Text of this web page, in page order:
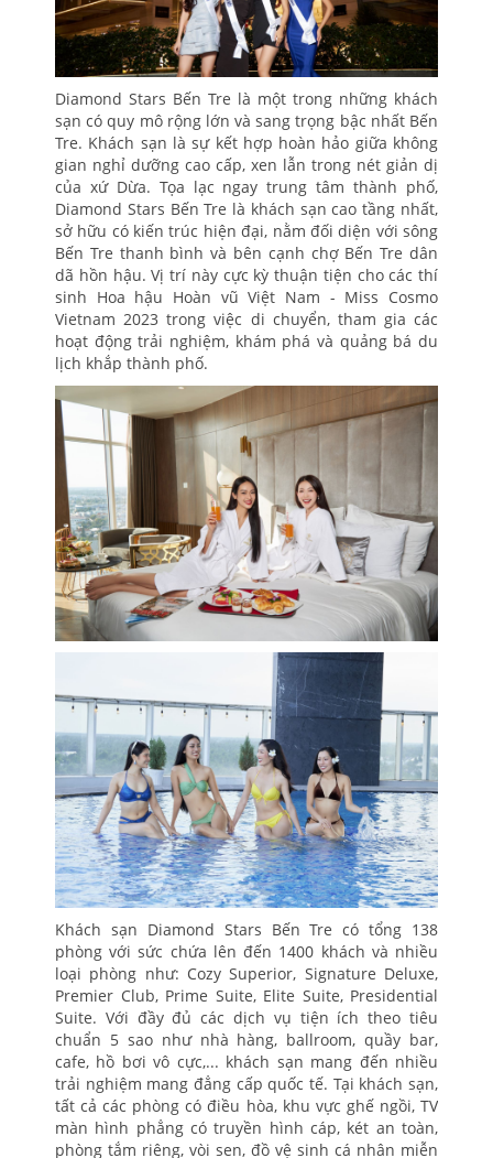
Diamond Stars Bến Tre là một trong những khách
sạn có quy mô rộng lớn và sang trọng bậc nhất Bến
Tre. Khách sạn là sự kết hợp hoàn hảo giữa không
gian nghỉ dưỡng cao cấp, xen lẫn trong nét giản dị
của xứ Dừa. Tọa lạc ngay trung tâm thành phố,
Diamond Stars Bến Tre là khách sạn cao tầng nhất,
sở hữu có kiến trúc hiện đại, nằm đối diện với sông
Bến Tre thanh bình và bên cạnh chợ Bến Tre dân
dã hồn hậu. Vị trí này cực kỳ thuận tiện cho các thí
sinh Hoa hậu Hoàn vũ Việt Nam - Miss Cosmo
Vietnam 2023 trong việc di chuyển, tham gia các
hoạt động trải nghiệm, khám phá và quảng bá du
lịch khắp thành phố.
Khách sạn Diamond Stars Bến Tre có tổng 138
phòng với sức chứa lên đến 1400 khách và nhiều
loại phòng như: Cozy Superior, Signature Deluxe,
Premier Club, Prime Suite, Elite Suite, Presidential
Suite. Với đầy đủ các dịch vụ tiện ích theo tiêu
chuẩn 5 sao như nhà hàng, ballroom, quầy bar,
cafe, hồ bơi vô cực,... khách sạn mang đến nhiều
trải nghiệm mang đẳng cấp quốc tế. Tại khách sạn,
tất cả các phòng có điều hòa, khu vực ghế ngồi, TV
màn hình phẳng có truyền hình cáp, két an toàn,
phòng tắm riêng, vòi sen, đồ vệ sinh cá nhân miễn